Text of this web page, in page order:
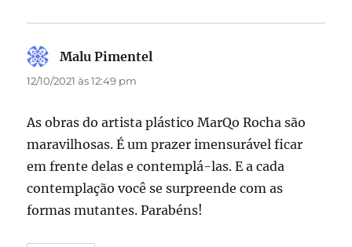
Malu Pimentel
12/10/2021 às 12:49 pm
As obras do artista plástico MarQo Rocha são
maravilhosas. É um prazer imensurável ficar
em frente delas e contemplá-las. E a cada
contemplação você se surpreende com as
formas mutantes. Parabéns!